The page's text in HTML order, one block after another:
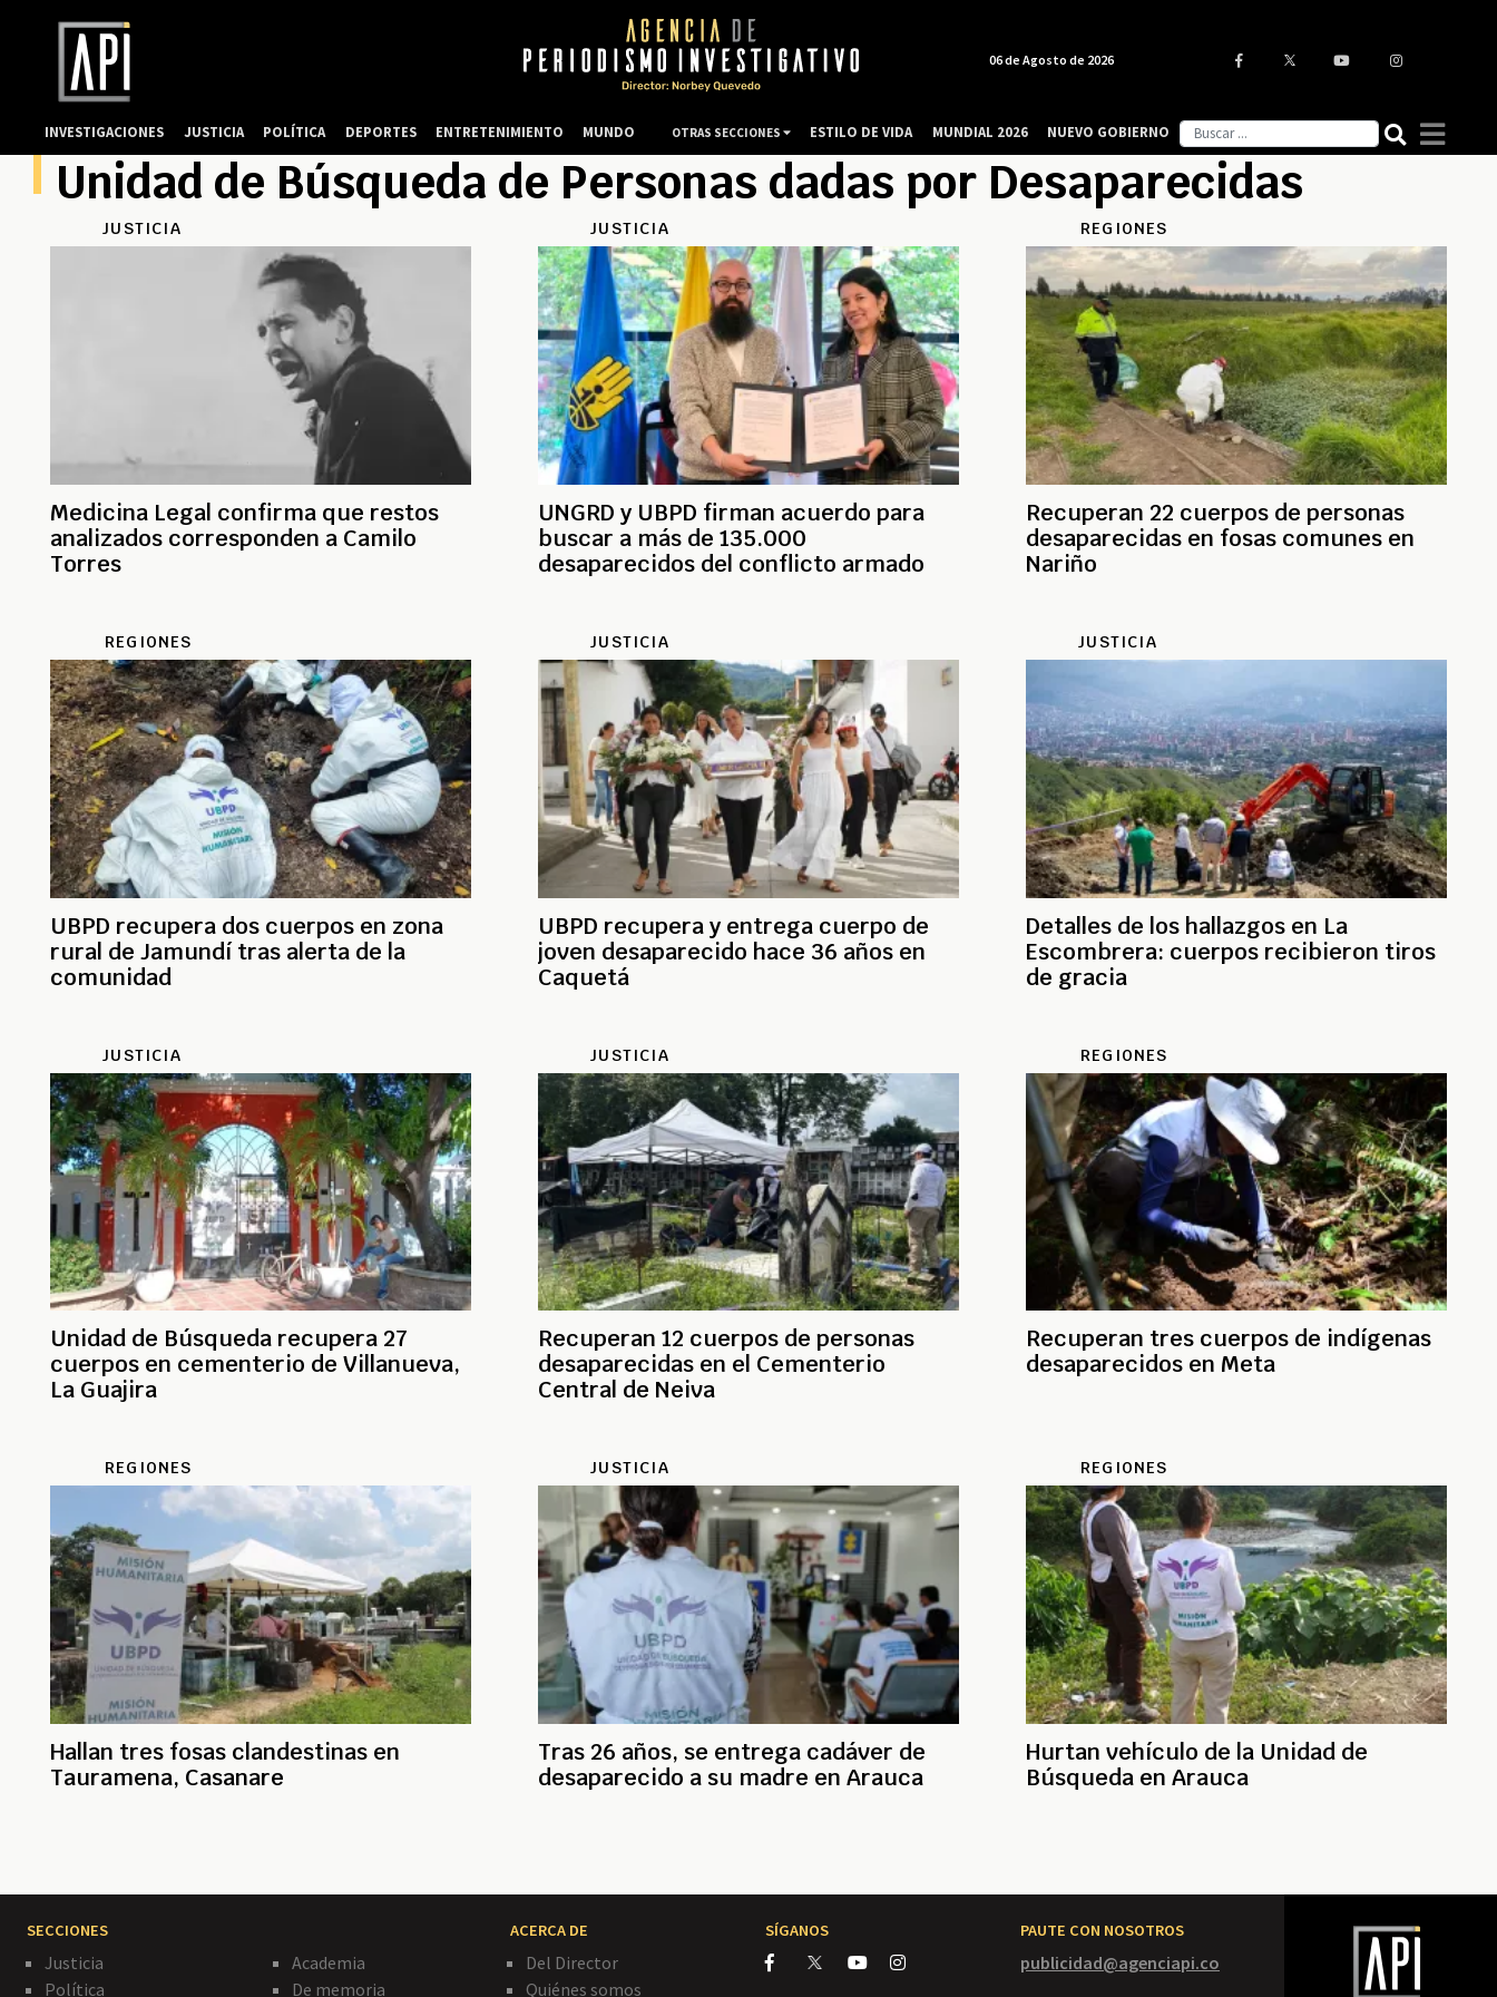
Unidad de Búsqueda de Personas dadas por Desaparecidas
JUSTICIA
Medicina Legal confirma que restos
analizados corresponden a Camilo
Torres
JUSTICIA
UNGRD y UBPD firman acuerdo para
buscar a más de 135.000
desaparecidos del conflicto armado
REGIONES
Recuperan 22 cuerpos de personas
desaparecidas en fosas comunes en
Nariño
REGIONES
UBPD recupera dos cuerpos en zona
rural de Jamundí tras alerta de la
comunidad
JUSTICIA
UBPD recupera y entrega cuerpo de
joven desaparecido hace 36 años en
Caquetá
JUSTICIA
Detalles de los hallazgos en La
Escombrera: cuerpos recibieron tiros
de gracia
JUSTICIA
Unidad de Búsqueda recupera 27
cuerpos en cementerio de Villanueva,
La Guajira
JUSTICIA
Recuperan 12 cuerpos de personas
desaparecidas en el Cementerio
Central de Neiva
REGIONES
Recuperan tres cuerpos de indígenas
desaparecidos en Meta
REGIONES
Hallan tres fosas clandestinas en
Tauramena, Casanare
JUSTICIA
Tras 26 años, se entrega cadáver de
desaparecido a su madre en Arauca
REGIONES
Hurtan vehículo de la Unidad de
Búsqueda en Arauca
SECCIONES
Justicia
Política
Academia
De memoria
ACERCA DE
Del Director
Quiénes somos
SÍGANOS PAUTE CON NOSOTROS
publicidad@agenciapi.co
06 de Agosto de 2026
INVESTIGACIONES JUSTICIA POLÍTICA DEPORTES ENTRETENIMIENTO MUNDO OTRAS SECCIONES ESTILO DE VIDA MUNDIAL 2026 NUEVO GOBIERNO